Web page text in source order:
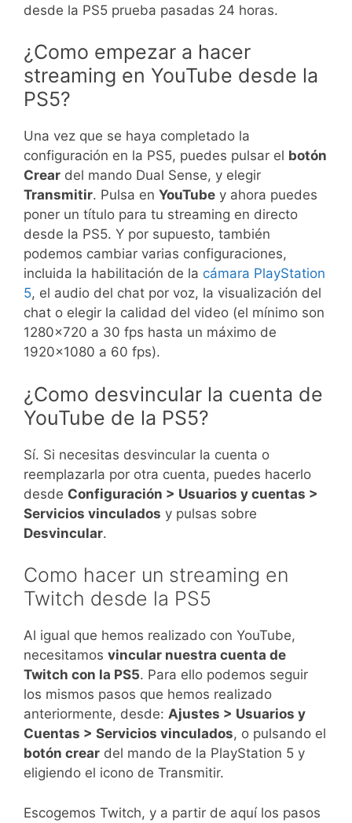
desde la PS5 prueba pasadas 24 horas.
¿Como empezar a hacer
streaming en YouTube desde la
PS5?
Una vez que se haya completado la
configuración en la PS5, puedes pulsar el botón
Crear del mando Dual Sense, y elegir
Transmitir. Pulsa en YouTube y ahora puedes
poner un título para tu streaming en directo
desde la PS5. Y por supuesto, también
podemos cambiar varias configuraciones,
incluida la habilitación de la cámara PlayStation
5, el audio del chat por voz, la visualización del
chat o elegir la calidad del video (el mínimo son
1280×720 a 30 fps hasta un máximo de
1920×1080 a 60 fps).
¿Como desvincular la cuenta de
YouTube de la PS5?
Sí. Si necesitas desvincular la cuenta o
reemplazarla por otra cuenta, puedes hacerlo
desde Configuración > Usuarios y cuentas >
Servicios vinculados y pulsas sobre
Desvincular.
Como hacer un streaming en
Twitch desde la PS5
Al igual que hemos realizado con YouTube,
necesitamos vincular nuestra cuenta de
Twitch con la PS5. Para ello podemos seguir
los mismos pasos que hemos realizado
anteriormente, desde: Ajustes > Usuarios y
Cuentas > Servicios vinculados, o pulsando el
botón crear del mando de la PlayStation 5 y
eligiendo el icono de Transmitir.
Escogemos Twitch, y a partir de aquí los pasos